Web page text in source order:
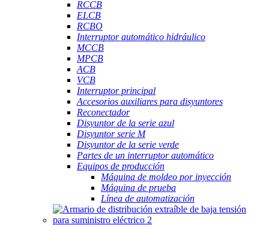
RCCB
ELCB
RCBO
Interruptor automático hidráulico
MCCB
MPCB
ACB
VCB
Interruptor principal
Accesorios auxiliares para disyuntores
Reconectador
Disyuntor de la serie azul
Disyuntor serie M
Disyuntor de la serie verde
Partes de un interruptor automático
Equipos de producción
Máquina de moldeo por inyección
Máquina de prueba
Línea de automatización